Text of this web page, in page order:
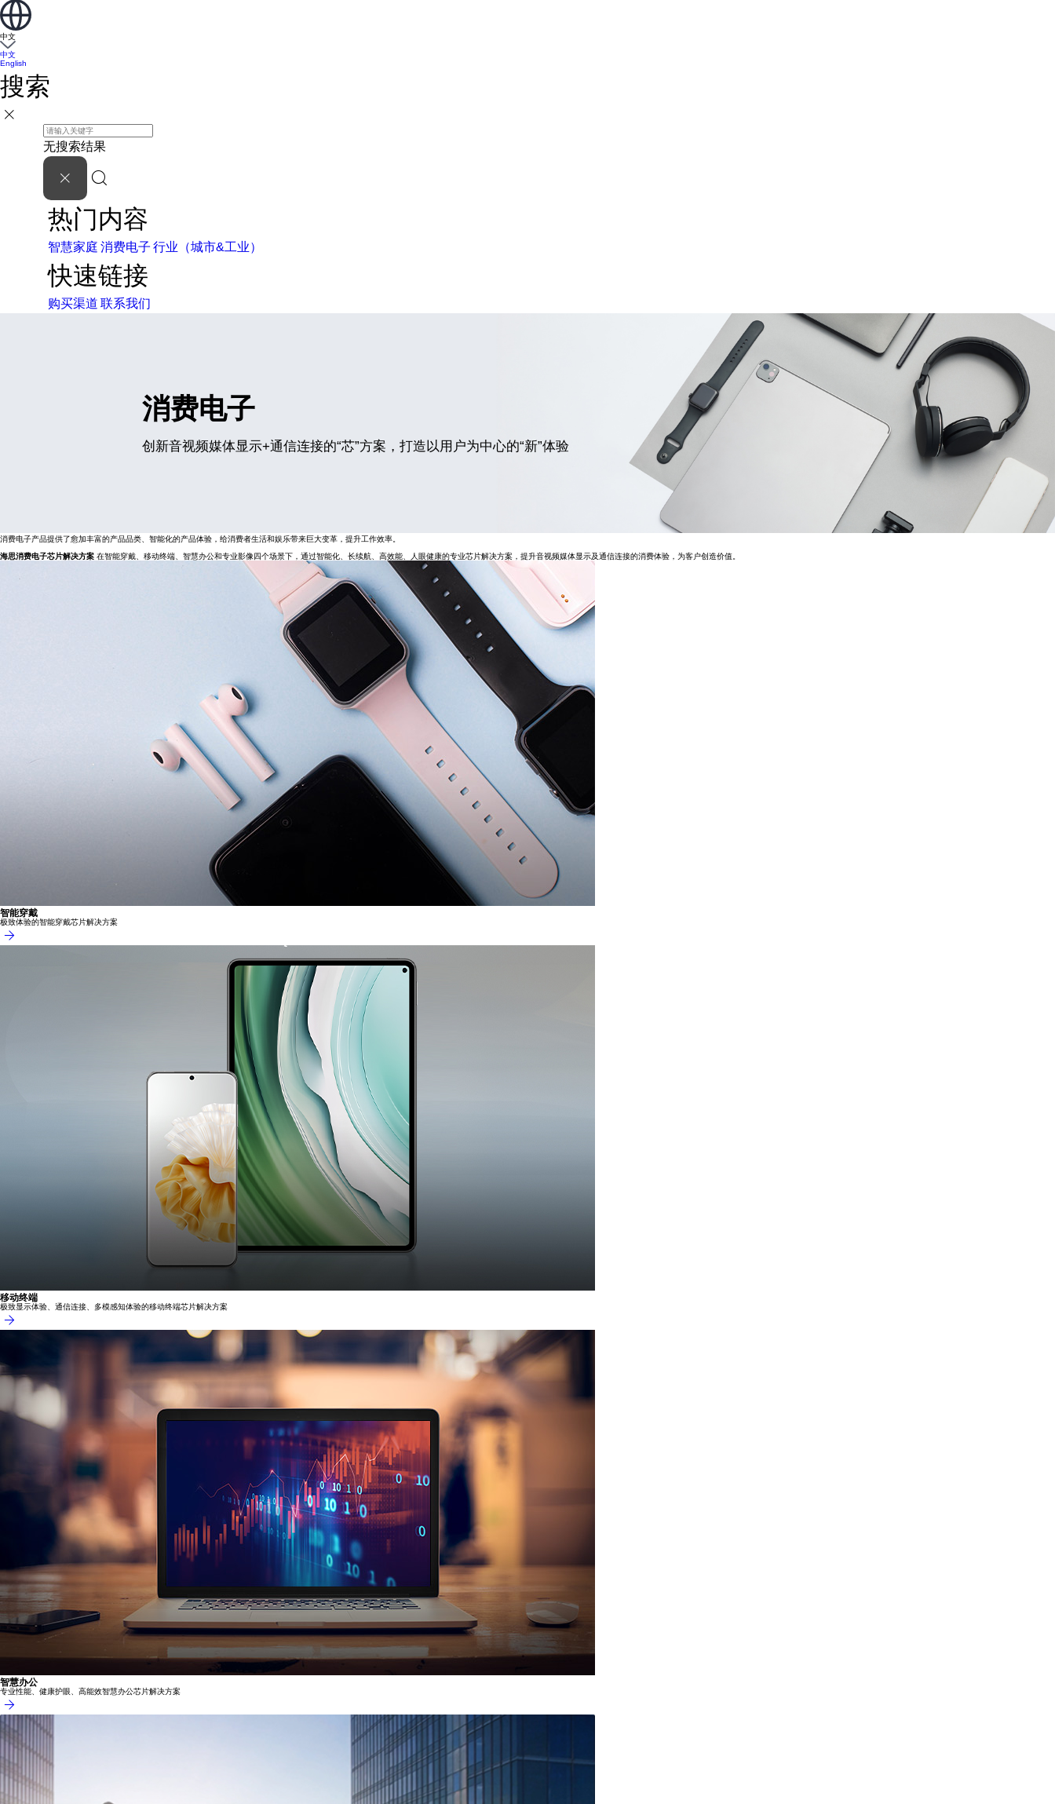
中文
中文
English
搜索
无搜索结果
热门内容
智慧家庭 消费电子 行业（城市&工业）
快速链接
购买渠道 联系我们
消费电子
创新音视频媒体显示+通信连接的“芯”方案，打造以用户为中心的“新”体验
消费电子产品提供了愈加丰富的产品品类、智能化的产品体验，给消费者生活和娱乐带来巨大变革，提升工作效率。
海思消费电子芯片解决方案 在智能穿戴、移动终端、智慧办公和专业影像四个场景下，通过智能化、长续航、高效能、人眼健康的专业芯片解决方案，提升音视频媒体显示及通信连接的消费体验，为客户创造价值。
智能穿戴
极致体验的智能穿戴芯片解决方案
移动终端
极致显示体验、通信连接、多模感知体验的移动终端芯片解决方案
智慧办公
专业性能、健康护眼、高能效智慧办公芯片解决方案